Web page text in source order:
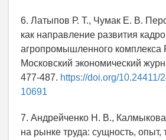
6. Латыпов Р. Т., Чумак Е. В.
как направление развития
агропромышленного комплекса
Московский экономический
477-487. https://doi.org/10.24411/
10691
7. Андрейченко Н. В.,
на рынке труда: сущность, опыт,